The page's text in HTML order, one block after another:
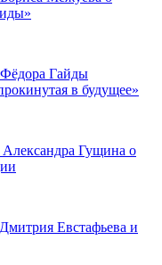
Гайды
в будущее»
Гущина о
Евстафьева и